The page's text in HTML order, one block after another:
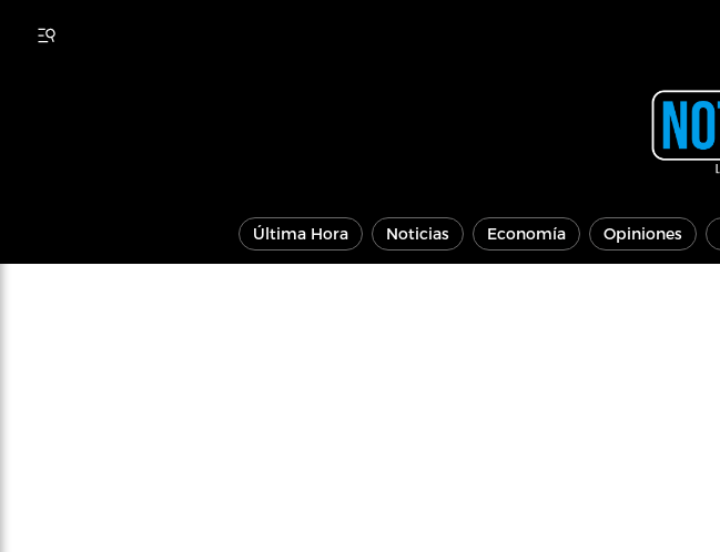
Última Hora Noticias Economía Opiniones